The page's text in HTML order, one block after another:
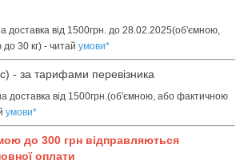
доставка від 1500грн. до 28.02.2025(об'ємною,
30 кг) - читай умови*
- за тарифами перевізника
доставка від 1500грн.(об'ємною, або фактичною
умови*
до 300 грн відправляються
оплати